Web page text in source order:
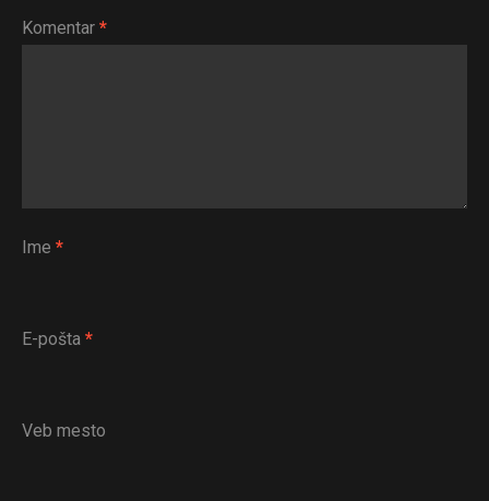
Komentar *
Ime *
E-pošta *
Veb mesto